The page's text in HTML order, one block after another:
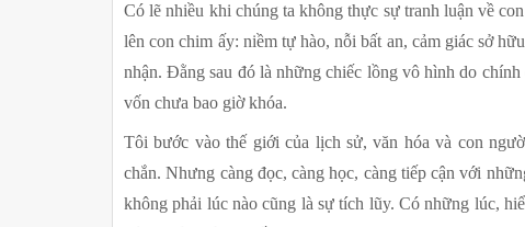
Có lẽ nhiều khi chúng ta không thực sự tranh luận về
lên con chim ấy: niềm tự hào, nỗi bất an, cảm giác sở
nhận. Đằng sau đó là những chiếc lồng vô hình do
vốn chưa bao giờ khóa.
Tôi bước vào thế giới của lịch sử, văn hóa và con
chắn. Nhưng càng đọc, càng học, càng tiếp cận với
không phải lúc nào cũng là sự tích lũy. Có những lúc,